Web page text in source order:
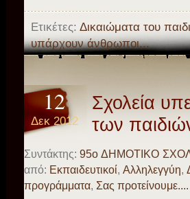
Ετικέτες: Δικαιώματα του
υπάρχουν άνθρωποι...
12
Δεκ 2012
Σχολεία
των
Συντάκτης: 95o ΔΗΜΟΤΙΚΟ
από: Eκπαιδευτικοί,Αλληλεγγύη,
προγράμματα, Σας προτείνουμε....